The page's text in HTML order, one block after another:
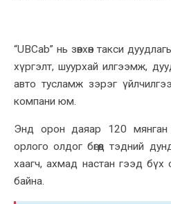
“UBCab” нь зөвхөн такси
хүргэлт, шуурхай илгээмж,
авто тусламж зэрэг
компани юм.
Энд орон даяар 120 мянган
орлого олдог бөгөөд тэдний
хаагч, ахмад настан гээд
байна.